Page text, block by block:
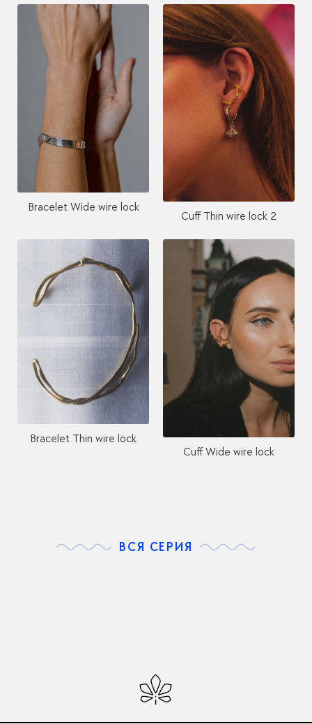
Bracelet Wide wire lock
Cuff Thin wire lock 2
Bracelet Thin wire lock
Cuff Wide wire lock
ВСЯ СЕРИЯ